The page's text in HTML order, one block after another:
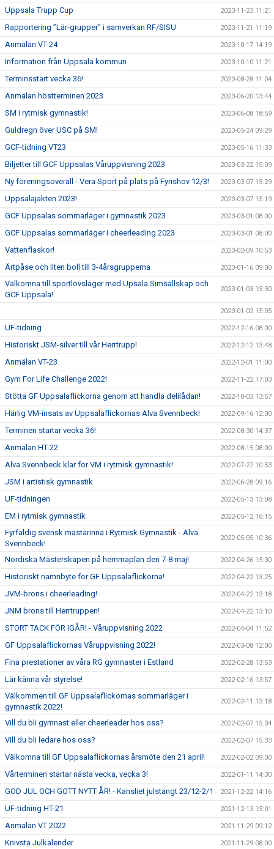
Uppsala Trupp Cup 2023-11-23 11:21
Rapportering ”Lär-grupper” i samverkan RF/SISU 2023-11-21 11:19
Anmälan VT-24 2023-10-17 14:19
Information från Uppsala kommun 2023-10-10 11:21
Terminsstart vecka 36! 2023-08-28 11:04
Anmälan höstterminen 2023 2023-06-20 13:44
SM i rytmisk gymnastik! 2023-06-08 18:59
Guldregn över USC på SM! 2023-05-24 09:29
GCF-tidning VT23 2023-05-16 11:33
Biljetter till GCF Uppsalas Våruppvisning 2023 2023-03-22 15:09
Ny föreningsoverall - Vera Sport på plats på Fyrishov 12/3! 2023-03-07 15:29
Uppsalajakten 2023! 2023-03-07 15:19
GCF Uppsalas sommarläger i gymnastik 2023 2023-03-01 08:00
GCF Uppsalas sommarläger i cheerleading 2023 2023-03-01 08:00
Vattenflaskor! 2023-02-09 10:53
Ärtpåse och liten boll till 3-4årsgrupperna 2023-01-16 09:00
Välkomna till sportlovsläger med Upsala Simsällskap och
GCF Uppsala!
2023-01-03 15:50
2023-01-02 15:05
UF-tidning 2022-12-16 08:00
Historiskt JSM-silver till vår Herrtrupp! 2022-12-12 13:48
Anmälan VT-23 2022-12-01 11:00
Gym For Life Challenge 2022! 2022-11-22 17:03
Stötta GF Uppsalaflickorna genom att handla delilådan! 2022-10-03 13:57
Härlig VM-insats av Uppsalaflickornas Alva Svennbeck! 2022-09-16 12:00
Terminen startar vecka 36! 2022-08-30 14:37
Anmälan HT-22 2022-08-15 08:00
Alva Svennbeck klar för VM i rytmisk gymnastik! 2022-07-27 10:53
JSM i artistisk gymnastik 2022-06-28 09:16
UF-tidningen 2022-05-13 13:08
EM i rytmisk gymnastik 2022-05-12 16:15
Fyrfaldig svensk mästarinna i Rytmisk Gymnastik - Alva
Svennbeck!
2022-05-05 10:36
Nordiska Mästerskapen på hemmaplan den 7-8 maj! 2022-04-26 15:30
Historiskt namnbyte för GF Uppsalaflickorna! 2022-04-22 13:25
JVM-brons i cheerleading! 2022-04-22 13:18
JNM brons till Herrtruppen! 2022-04-22 13:10
STORT TACK FÖR IGÅR! - Våruppvisning 2022 2022-04-04 11:52
GF Uppsalaflickornas Våruppvisning 2022! 2022-03-08 12:00
Fina prestationer av våra RG gymnaster i Estland 2022-02-28 13:53
Lär känna vår styrelse! 2022-02-16 13:57
Välkommen till GF Uppsalaflickornas sommarläger i
gymnastik 2022!
2022-02-11 13:18
Vill du bli gymnast eller cheerleader hos oss? 2022-02-07 15:34
Vill du bli ledare hos oss? 2022-02-07 15:33
Välkomna till GF Uppsalaflickornas årsmöte den 21 april! 2022-02-02 09:00
Vårterminen startar nästa vecka, vecka 3! 2022-01-11 14:30
GOD JUL OCH GOTT NYTT ÅR! - Kansliet julstängt 23/12-2/1 2021-12-22 14:16
UF-tidning HT-21 2021-12-13 15:01
Anmälan VT 2022 2021-11-29 09:12
Knivsta Julkalender 2021-11-29 08:00